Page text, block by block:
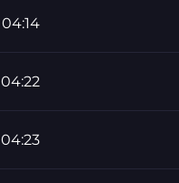
04:14
04:22
04:23